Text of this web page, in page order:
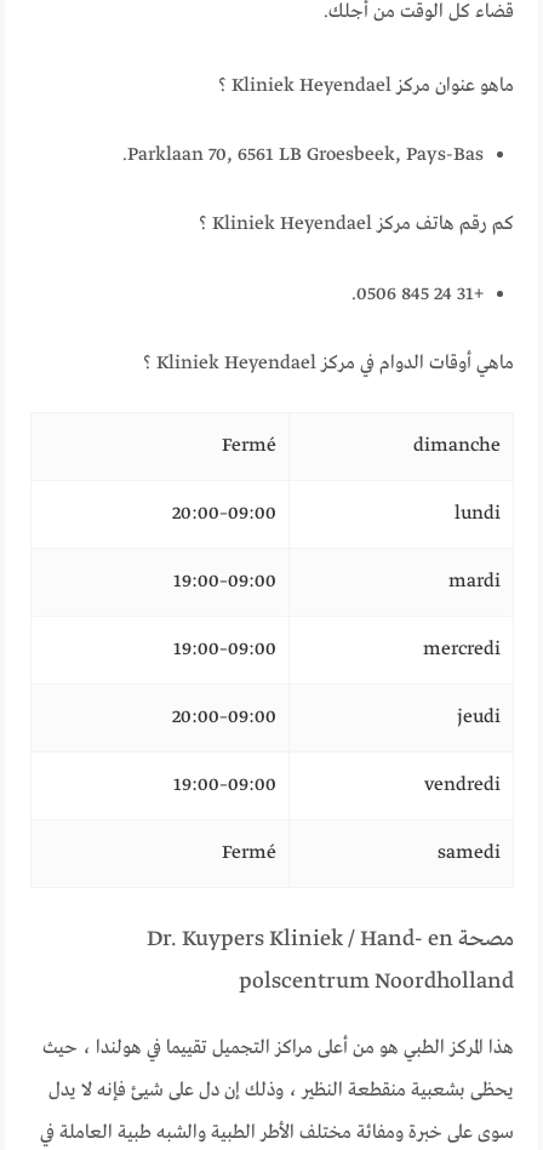
قضاء كل الوقت من أجلك.
ماهو عنوان مركز Kliniek Heyendael ؟
Parklaan 70, 6561 LB Groesbeek, Pays-Bas.
كم رقم هاتف مركز Kliniek Heyendael ؟
+31 24 845 0506.
ماهي أوقات الدوام في مركز Kliniek Heyendael ؟
dimanche
Fermé
lundi
09:00–20:00
mardi
09:00–19:00
mercredi
09:00–19:00
jeudi
09:00–20:00
vendredi
09:00–19:00
samedi
Fermé
مصحة Dr. Kuypers Kliniek / Hand- en
polscentrum Noordholland
هذا المركز الطبي هو من أعلى مراكز التجميل تقييما في هولندا ، حيث
يحظى بشعبية منقطعة النظير ، وذلك إن دل على شيئ فإنه لا يدل
سوى على خبرة ومفائة مختلف الأطر الطبية والشبه طبية العاملة في